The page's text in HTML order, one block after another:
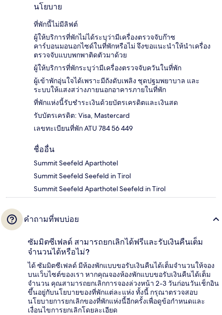
นโยบาย
ที่พักนี้ไม่มีลิฟต์
ผู้ให้บริการที่พักไม่ได้ระบุว่ามีเครื่องตรวจจับก๊าซ
คาร์บอนมอนอกไซด์ในที่พักหรือไม่ จึงขอแนะนำให้นำเครื่อง
ตรวจจับแบบพกพาติดตัวมาด้วย
ผู้ให้บริการที่พักระบุว่ามีเครื่องตรวจจับควันในที่พัก
ผู้เข้าพักอุ่นใจได้เพราะมีถังดับเพลิง ชุดปฐมพยาบาล และ
ระบบให้แสงสว่างภายนอกอาคารภายในที่พัก
ที่พักแห่งนี้รับชำระเงินด้วยบัตรเครดิตและเงินสด
รับบัตรเครดิต: Visa, Mastercard
เลขทะเบียนที่พัก ATU 784 56 449
ชื่ออื่น
Summit Seefeld Aparthotel
Summit Seefeld Seefeld in Tirol
Summit Seefeld Aparthotel Seefeld in Tirol
คำถามที่พบบ่อย
ซัมมิตซีเฟลด์ สามารถยกเลิกได้ฟรีและรับเงินคืนเต็ม
จำนวนได้หรือไม่?
ได้ ซัมมิตซีเฟลด์ มีห้องพักแบบขอรับเงินคืนได้เต็มจำนวนให้จอง
บนเว็บไซต์ของเรา หากคุณจองห้องพักแบบขอรับเงินคืนได้เต็ม
จำนวน คุณสามารถยกเลิกการจองล่วงหน้า 2-3 วันก่อนวันเช็กอิน
ขึ้นอยู่กับนโยบายของที่พักแต่ละแห่ง ทั้งนี้ กรุณาตรวจสอบ
นโยบายการยกเลิกของที่พักแห่งนี้อีกครั้งเพื่อดูข้อกำหนดและ
เงื่อนไขการยกเลิกโดยละเอียด